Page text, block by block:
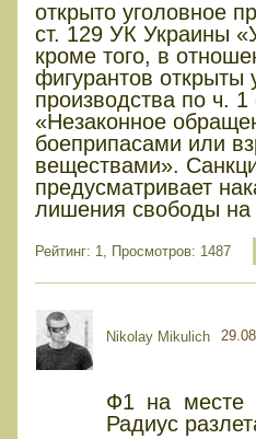
открыто уголовное
ст. 129 УК Украины
кроме того, в
фигурантов открыты
производства по ч.
«Незаконное
боеприпасами или
веществами».
предусматривает
лишения свободы на
Рейтинг: 1, Просмотров: 1487
Nikolay Mikulich
Ф1 на месте
Радиус